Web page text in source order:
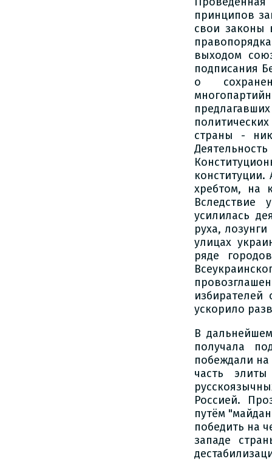
принципов
свои законы
выходом
подписания
о
страны -
хребтом, на
Вследствие
усилилась
руха,
улицах
ряде
ускорило
В
получала
побеждали на
часть
Россией.
путём
победить на
западе